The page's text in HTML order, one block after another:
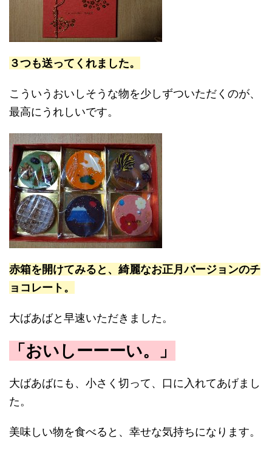
３つも送ってくれました。
こういうおいしそうな物を少しずついただくのが、
最高にうれしいです。
赤箱を開けてみると、綺麗なお正月バージョンのチ
ョコレート。
大ばあばと早速いただきました。
「おいしーーーい。」
大ばあばにも、小さく切って、口に入れてあげまし
た。
美味しい物を食べると、幸せな気持ちになります。